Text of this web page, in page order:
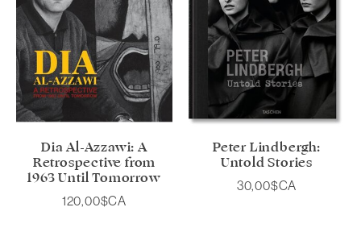
Dia Al-Azzawi: A
Retrospective from
1963 Until Tomorrow
120,00$CA
Peter Lindbergh:
Untold Stories
30,00$CA